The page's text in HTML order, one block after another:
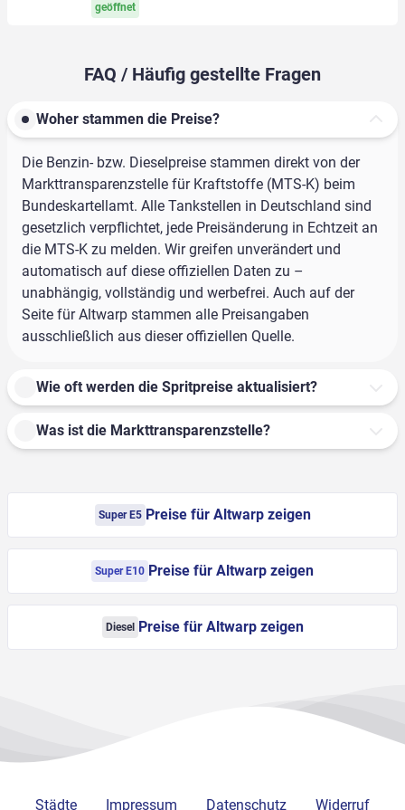
geöffnet
FAQ / Häufig gestellte Fragen
Woher stammen die Preise?
Die Benzin- bzw. Dieselpreise stammen direkt von der
Markttransparenzstelle für Kraftstoffe (MTS-K) beim
Bundeskartellamt. Alle Tankstellen in Deutschland sind
gesetzlich verpflichtet, jede Preisänderung in Echtzeit an
die MTS-K zu melden. Wir greifen unverändert und
automatisch auf diese offiziellen Daten zu –
unabhängig, vollständig und werbefrei. Auch auf der
Seite für Altwarp stammen alle Preisangaben
ausschließlich aus dieser offiziellen Quelle.
Wie oft werden die Spritpreise aktualisiert?
Was ist die Markttransparenzstelle?
Super E5 Preise für Altwarp zeigen
Super E10 Preise für Altwarp zeigen
Diesel Preise für Altwarp zeigen
Städte Impressum Datenschutz Widerruf